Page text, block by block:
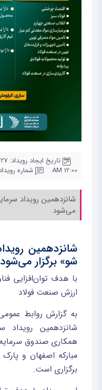
تاریخ ایجاد رویداد: 1404/07/27
12:00 AM
شماره رویداد:
شانزدهمین رویداد
می‌شود
شانزدهمین
شو» برگزار می‌شود
با هدف توان‌افزایی
ارزش صنعت فولاد
به گزارش روابط
شانزدهمین رویداد
همکاری صندوق
مبارکه اصفهان و
برگزاری است.